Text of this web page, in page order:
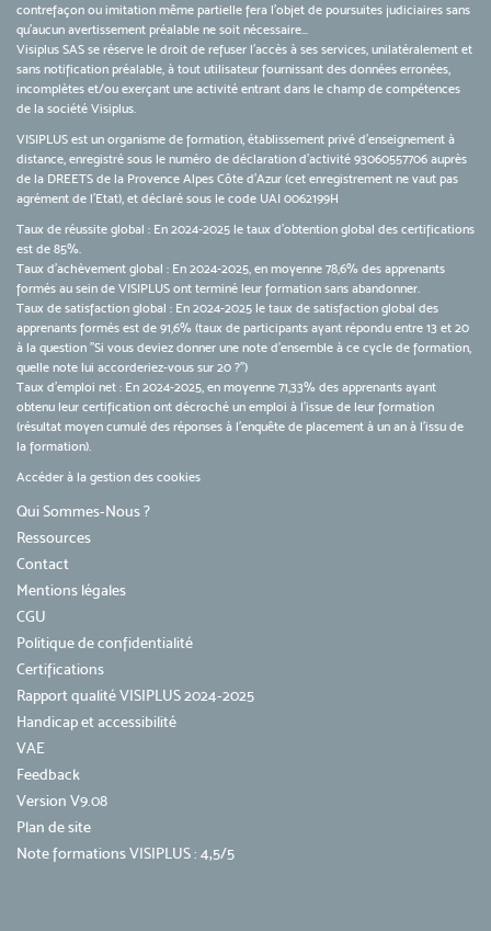
contrefaçon ou imitation même partielle fera l'objet de poursuites judiciaires sans
qu’aucun avertissement préalable ne soit nécessaire...
Visiplus SAS se réserve le droit de refuser l'accès à ses services, unilatéralement et
sans notification préalable, à tout utilisateur fournissant des données erronées,
incomplètes et/ou exerçant une activité entrant dans le champ de compétences
de la société Visiplus.
VISIPLUS est un organisme de formation, établissement privé d’enseignement à
distance, enregistré sous le numéro de déclaration d’activité 93060557706 auprès
de la DREETS de la Provence Alpes Côte d’Azur (cet enregistrement ne vaut pas
agrément de l’Etat), et déclaré sous le code UAI 0062199H
Taux de réussite global : En 2024-2025 le taux d'obtention global des certifications
est de 85%.
Taux d’achèvement global : En 2024-2025, en moyenne 78,6% des apprenants
formés au sein de VISIPLUS ont terminé leur formation sans abandonner.
Taux de satisfaction global : En 2024-2025 le taux de satisfaction global des
apprenants formés est de 91,6% (taux de participants ayant répondu entre 13 et 20
à la question "Si vous deviez donner une note d’ensemble à ce cycle de formation,
quelle note lui accorderiez-vous sur 20 ?")
Taux d’emploi net : En 2024-2025, en moyenne 71,33% des apprenants ayant
obtenu leur certification ont décroché un emploi à l'issue de leur formation
(résultat moyen cumulé des réponses à l'enquête de placement à un an à l'issu de
la formation).
Accéder à la gestion des cookies
Qui Sommes-Nous ?
Ressources
Contact
Mentions légales
CGU
Politique de confidentialité
Certifications
Rapport qualité VISIPLUS 2024-2025
Handicap et accessibilité
VAE
Feedback
Version V9.08
Plan de site
Note formations VISIPLUS : 4,5/5